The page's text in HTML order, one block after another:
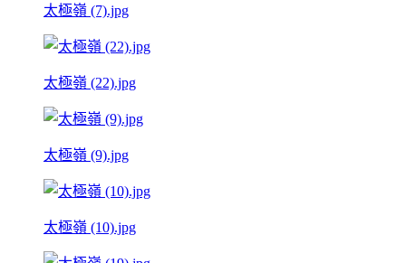
太極嶺 (7).jpg
太極嶺 (22).jpg
太極嶺 (9).jpg
太極嶺 (10).jpg